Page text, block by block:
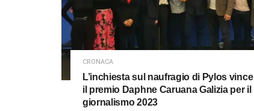
CRONACA
L’inchiesta sul naufragio di Pylos vince
il premio Daphne Caruana Galizia per il
giornalismo 2023